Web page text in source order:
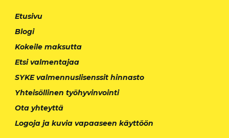
Etusivu
Blogi
Kokeile maksutta
Etsi valmentajaa
SYKE valmennuslisenssit hinnasto
Yhteisöllinen työhyvinvointi
Ota yhteyttä
Logoja ja kuvia vapaaseen käyttöön